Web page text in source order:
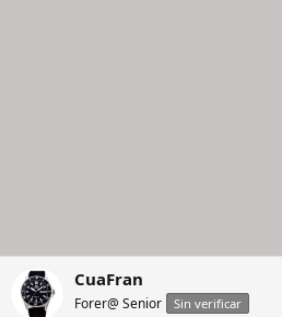
CuaFran
Forer@ Senior Sin verificar